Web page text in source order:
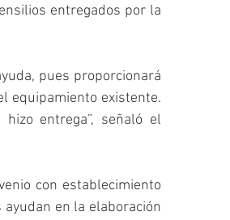
entregados por la
pues proporcionará
equipamiento existente.
entrega”, señaló el
con establecimiento
en la elaboración